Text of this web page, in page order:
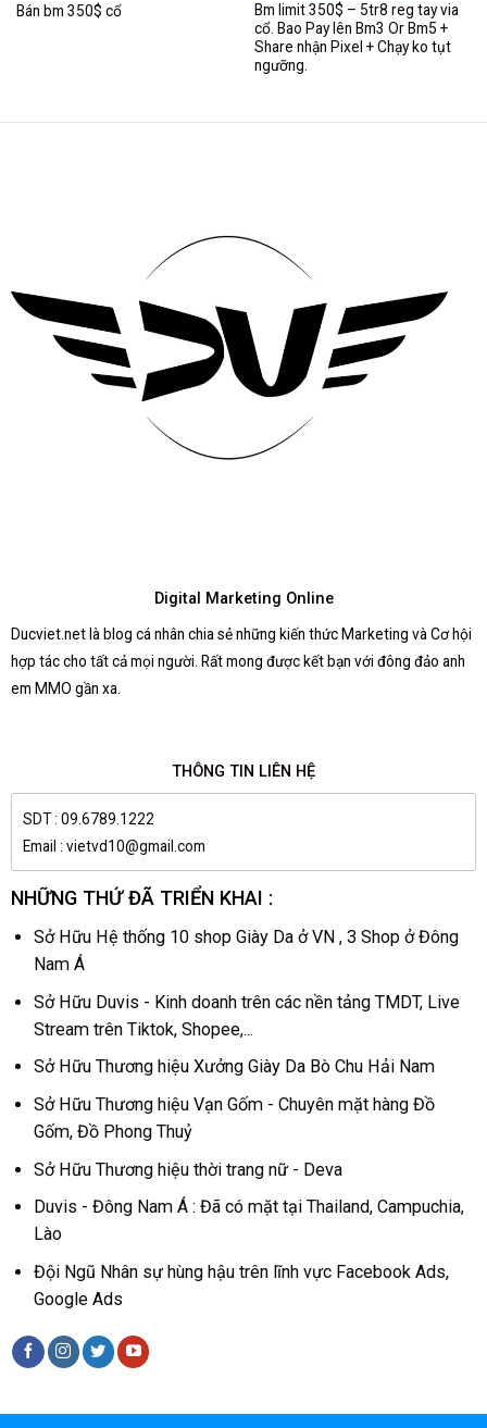
Bán bm 350$ cổ
Bm limit 350$ – 5tr8 reg tay via
cổ. Bao Pay lên Bm3 Or Bm5 +
Share nhận Pixel + Chạy ko tụt
ngưỡng.
Digital Marketing Online
Ducviet.net là blog cá nhân chia sẻ những kiến thức Marketing và Cơ hội
hợp tác cho tất cả mọi người. Rất mong được kết bạn với đông đảo anh
em MMO gần xa.
THÔNG TIN LIÊN HỆ
SDT : 09.6789.1222
Email : vietvd10@gmail.com
NHỮNG THỨ ĐÃ TRIỂN KHAI :
Sở Hữu Hệ thống 10 shop Giày Da ở VN , 3 Shop ở Đông
Nam Á
Sở Hữu Duvis - Kinh doanh trên các nền tảng TMDT, Live
Stream trên Tiktok, Shopee,...
Sở Hữu Thương hiệu Xưởng Giày Da Bò Chu Hải Nam
Sở Hữu Thương hiệu Vạn Gốm - Chuyên mặt hàng Đồ
Gốm, Đồ Phong Thuỷ
Sở Hữu Thương hiệu thời trang nữ - Deva
Duvis - Đông Nam Á : Đã có mặt tại Thailand, Campuchia,
Lào
Đội Ngũ Nhân sự hùng hậu trên lĩnh vực Facebook Ads,
Google Ads